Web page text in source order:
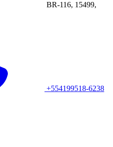
BR-116, 15499,
+554199518-6238